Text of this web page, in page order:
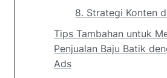
8. Strategi Konten
Tips Tambahan untuk
Penjualan Baju Batik
Ads